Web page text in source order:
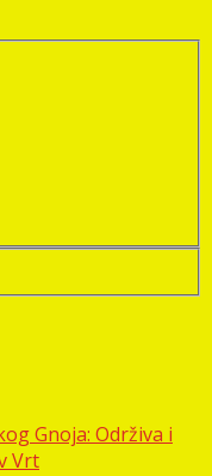
Gnoja: Održiva i
Vrt